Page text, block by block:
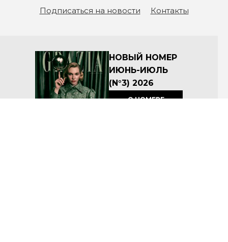
Подписаться на новости Контакты
НОВЫЙ НОМЕР
ИЮНЬ-ИЮЛЬ
(N°3) 2026
О НОМЕРЕ